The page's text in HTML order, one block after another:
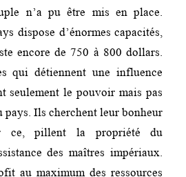
n’a pu être mis en place.
dispose d’énormes capacités,
encore de 750 à 800 dollars.
qui détiennent une influence
seulement le pouvoir mais pas
pays. Ils cherchent leur bonheur
ce, pillent la propriété du
des maîtres impériaux.
au maximum des ressources